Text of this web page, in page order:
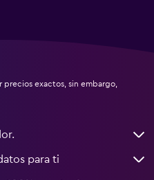
exactos, sin embargo,
para ti